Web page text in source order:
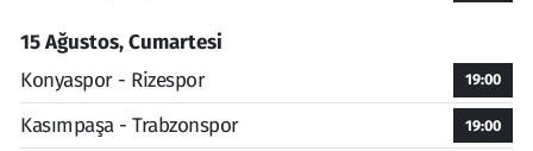
15 Ağustos, Cumartesi
Konyaspor - Rizespor
19:00
Kasımpaşa - Trabzonspor 19:00